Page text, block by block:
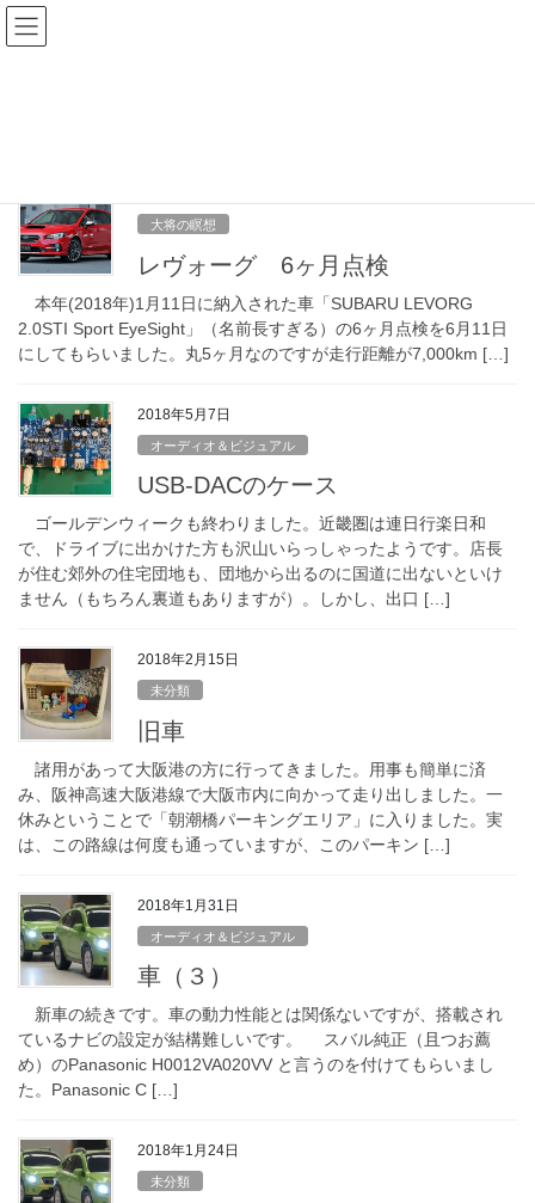
コ
ン
ナ
ビ
大将の瞑想
レヴォーグ 6ヶ月点検
本年(2018年)1月11日に納入された車「SUBARU LEVORG
2.0STI Sport EyeSight」（名前長すぎる）の6ヶ月点検を6月11日
にしてもらいました。丸5ヶ月なのですが走行距離が7,000km […]
2018年5月7日
オーディオ＆ビジュアル
USB-DACのケース
ゴールデンウィークも終わりました。近畿圏は連日行楽日和
で、ドライブに出かけた方も沢山いらっしゃったようです。店長
が住む郊外の住宅団地も、団地から出るのに国道に出ないといけ
ません（もちろん裏道もありますが）。しかし、出口 […]
2018年2月15日
未分類
旧車
諸用があって大阪港の方に行ってきました。用事も簡単に済
み、阪神高速大阪港線で大阪市内に向かって走り出しました。一
休みということで「朝潮橋パーキングエリア」に入りました。実
は、この路線は何度も通っていますが、このパーキン […]
2018年1月31日
オーディオ＆ビジュアル
車（３）
新車の続きです。車の動力性能とは関係ないですが、搭載され
ているナビの設定が結構難しいです。 スバル純正（且つお薦
め）のPanasonic H0012VA020VV と言うのを付けてもらいまし
た。Panasonic C […]
2018年1月24日
未分類